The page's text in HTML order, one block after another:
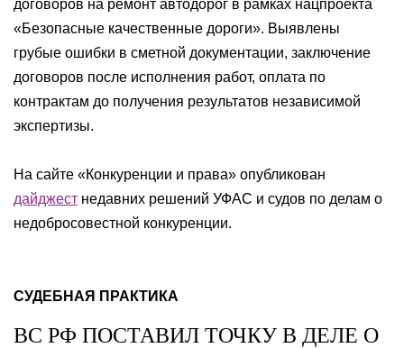
договоров на ремонт автодорог в рамках нацпроекта
«Безопасные качественные дороги». Выявлены
грубые ошибки в сметной документации, заключение
договоров после исполнения работ, оплата по
контрактам до получения результатов независимой
экспертизы.
На сайте «Конкуренции и права» опубликован
дайджест недавних решений УФАС и судов по делам о
недобросовестной конкуренции.
СУДЕБНАЯ ПРАКТИКА
ВС РФ ПОСТАВИЛ ТОЧКУ В ДЕЛЕ О